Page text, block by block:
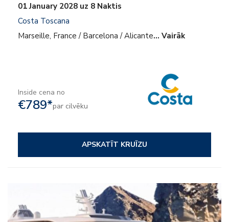
01 January 2028 uz 8 Naktis
Costa Toscana
Marseille, France / Barcelona / Alicante… Vairāk
Inside cena no
€789*par cilvēku
APSKATĪT KRUĪZU